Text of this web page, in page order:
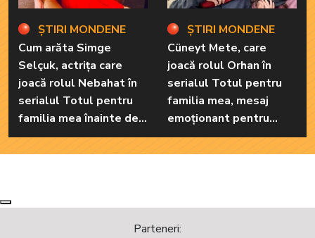
ȘTIRI MONDENE
Cum arăta Simge
Selçuk, actrița care
joacă rolul Nebahat în
serialul Totul pentru
familia mea înainte de a
recurge la operațiile
estetice! Iată ce
„Tinerețe rebelă”
ȘTIRI MONDENE
Cüneyt Mete, care
joacă rolul Orhan în
serialul Totul pentru
familia mea, mesaj
emoționant pentru
colegii lui de platou, la
finalul filmărilor
Next
Previous
Parteneri: